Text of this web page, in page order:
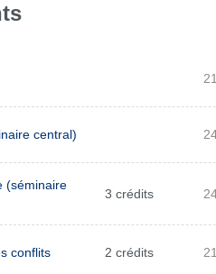
central)
(séminaire
3 crédits
conflits 2 crédits